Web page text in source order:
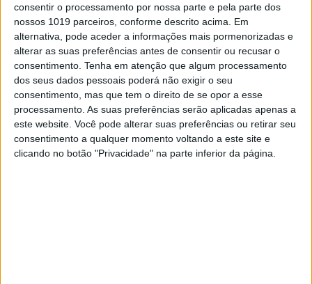
consentir o processamento por nossa parte e pela parte dos
nossos 1019 parceiros, conforme descrito acima. Em
alternativa, pode aceder a informações mais pormenorizadas e
alterar as suas preferências antes de consentir ou recusar o
consentimento. Tenha em atenção que algum processamento
dos seus dados pessoais poderá não exigir o seu
consentimento, mas que tem o direito de se opor a esse
processamento. As suas preferências serão aplicadas apenas a
este website. Você pode alterar suas preferências ou retirar seu
consentimento a qualquer momento voltando a este site e
clicando no botão "Privacidade" na parte inferior da página.
OPINIÃO